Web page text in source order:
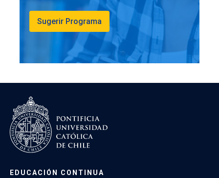
Sugerir Programa
EDUCACIÓN CONTINUA